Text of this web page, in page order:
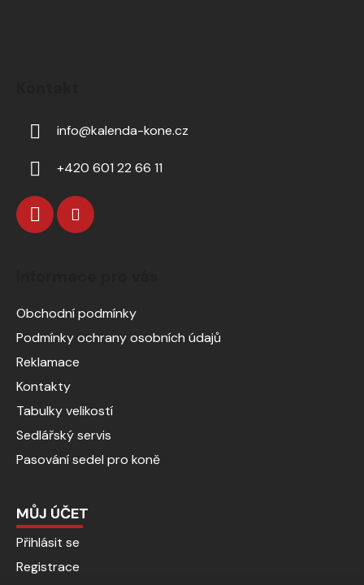
info@kalenda-kone.cz
+420 601 22 66 11
Obchodní podmínky
Podmínky ochrany osobních údajů
Reklamace
Kontakty
Tabulky velikostí
Sedlářský servis
Pasování sedel pro koně
MŮJ ÚČET
Přihlásit se
Registrace